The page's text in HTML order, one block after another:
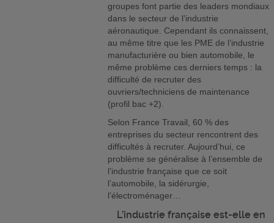
groupes font partie des leaders mondiaux
dans le secteur de l’industrie
aéronautique. Cependant ils connaissent,
au même titre que les PME de l’industrie
manufacturière ou bien automobile, le
même problème ces derniers temps : la
difficulté de recruter des
ouvriers/techniciens de maintenance
(profil bac +2).
Selon France Travail, 60 % des
entreprises du secteur rencontrent des
difficultés à recruter. Aujourd’hui, ce
problème se généralise à l’ensemble de
l’industrie française que ce soit
l’automobile, la sidérurgie,
l’électroménager…
L’industrie française est-elle en